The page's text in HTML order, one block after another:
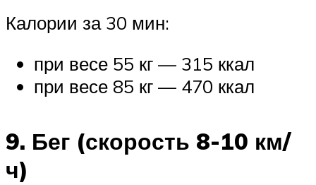
Калории за 30 мин:
при весе 55 кг — 315 ккал
при весе 85 кг — 470 ккал
9. Бег (скорость 8-10 км/
ч)